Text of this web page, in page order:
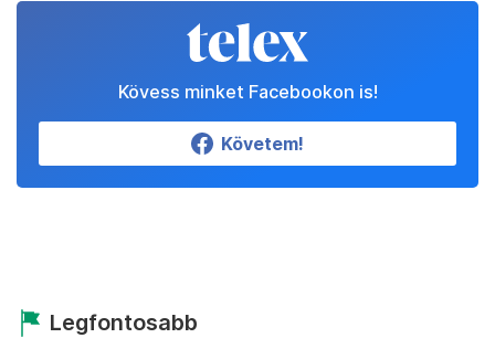
Kövess minket Facebookon is!
Követem!
Legfontosabb